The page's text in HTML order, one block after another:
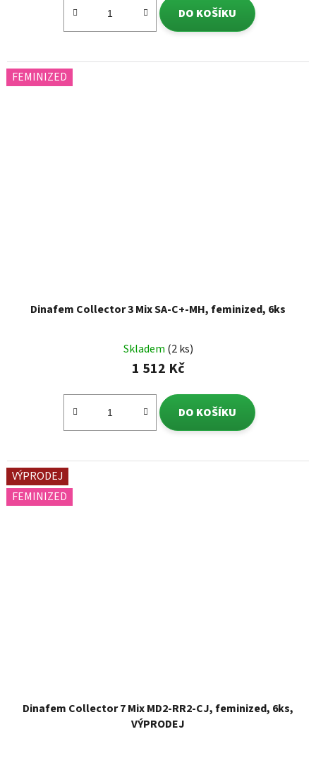
DO KOŠÍKU
FEMINIZED
Dinafem Collector 3 Mix SA-C+-MH, feminized, 6ks
Skladem (2 ks)
1 512 Kč
DO KOŠÍKU
VÝPRODEJ
FEMINIZED
Dinafem Collector 7 Mix MD2-RR2-CJ, feminized, 6ks,
VÝPRODEJ